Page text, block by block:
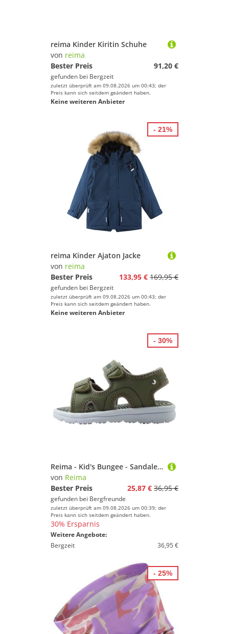
reima Kinder Kiritin Schuhe
von reima
Bester Preis
91,20 €
gefunden bei Bergzeit
zuletzt überprüft am 09.08.2026 um 00:43; der
Preis kann sich seitdem geändert haben.
Keine weiteren Anbieter
reima Kinder Ajaton Jacke
von reima
Bester Preis
133,95 € 169,95 €
gefunden bei Bergzeit
zuletzt überprüft am 09.08.2026 um 00:43; der
Preis kann sich seitdem geändert haben.
Keine weiteren Anbieter
- 21%
Reima - Kid's Bungee - Sandalen Gr 30 oliv
von Reima
Bester Preis
25,87 € 36,95 €
gefunden bei Bergfreunde
zuletzt überprüft am 09.08.2026 um 00:39; der
Preis kann sich seitdem geändert haben.
30% Ersparnis
Weitere Angebote:
Bergzeit
36,95 €
- 30%
- 25%